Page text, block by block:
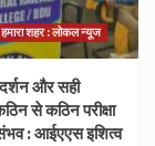
हमारा शहर : लोकल न्यूज
और सही
से कठिन परीक्षा
: आईएएस इशित्व